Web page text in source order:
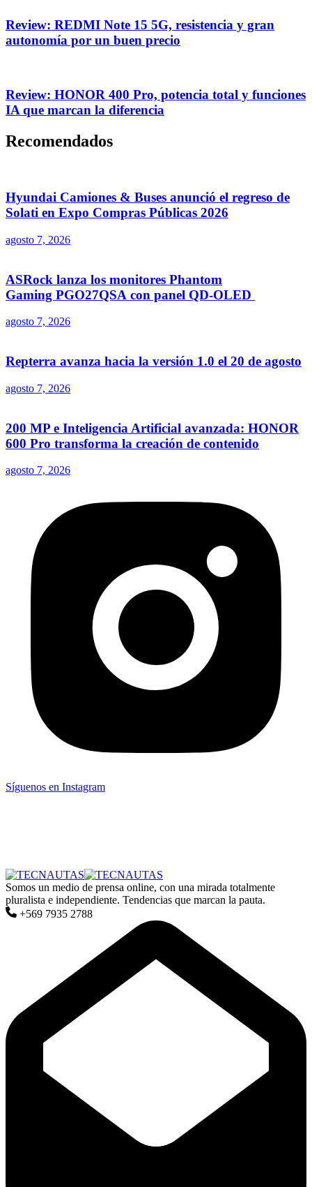
Review: REDMI Note 15 5G, resistencia y gran
autonomía por un buen precio
Review: HONOR 400 Pro, potencia total y funciones
IA que marcan la diferencia
Recomendados
Hyundai Camiones & Buses anunció el regreso de
Solati en Expo Compras Públicas 2026
agosto 7, 2026
ASRock lanza los monitores Phantom
Gaming PGO27QSA con panel QD-OLED
agosto 7, 2026
Repterra avanza hacia la versión 1.0 el 20 de agosto
agosto 7, 2026
200 MP e Inteligencia Artificial avanzada: HONOR
600 Pro transforma la creación de contenido
agosto 7, 2026
Síguenos en Instagram
Somos un medio de prensa online, con una mirada totalmente
pluralista e independiente. Tendencias que marcan la pauta.
+569 7935 2788